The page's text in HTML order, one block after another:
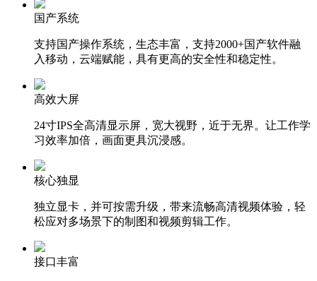
国产系统
支持国产操作系统，生态丰富，支持2000+国产软件融
入移动，云端赋能，具有更高的安全性和稳定性。
高效大屏
24寸IPS全高清显示屏，宽大视野，近于无界。让工作学
习效率加倍，画面更具沉浸感。
核心独显
独立显卡，并可按需升级，带来流畅高清视频体验，轻
松应对多场景下的制图和视频剪辑工作。
接口丰富